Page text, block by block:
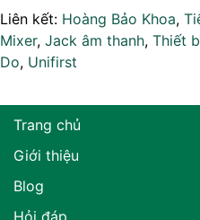
Liên kết: Hoàng Bảo Khoa,
Mixer, Jack âm thanh, Thiết
Do, Unifirst
Trang chủ
Giới thiệu
Blog